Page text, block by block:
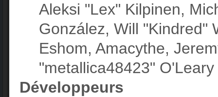
Aleksi "Lex" Kilpinen,
González, Will "Kindred"
Eshom, Amacythe,
"metallica48423" O'Leary
Développeurs